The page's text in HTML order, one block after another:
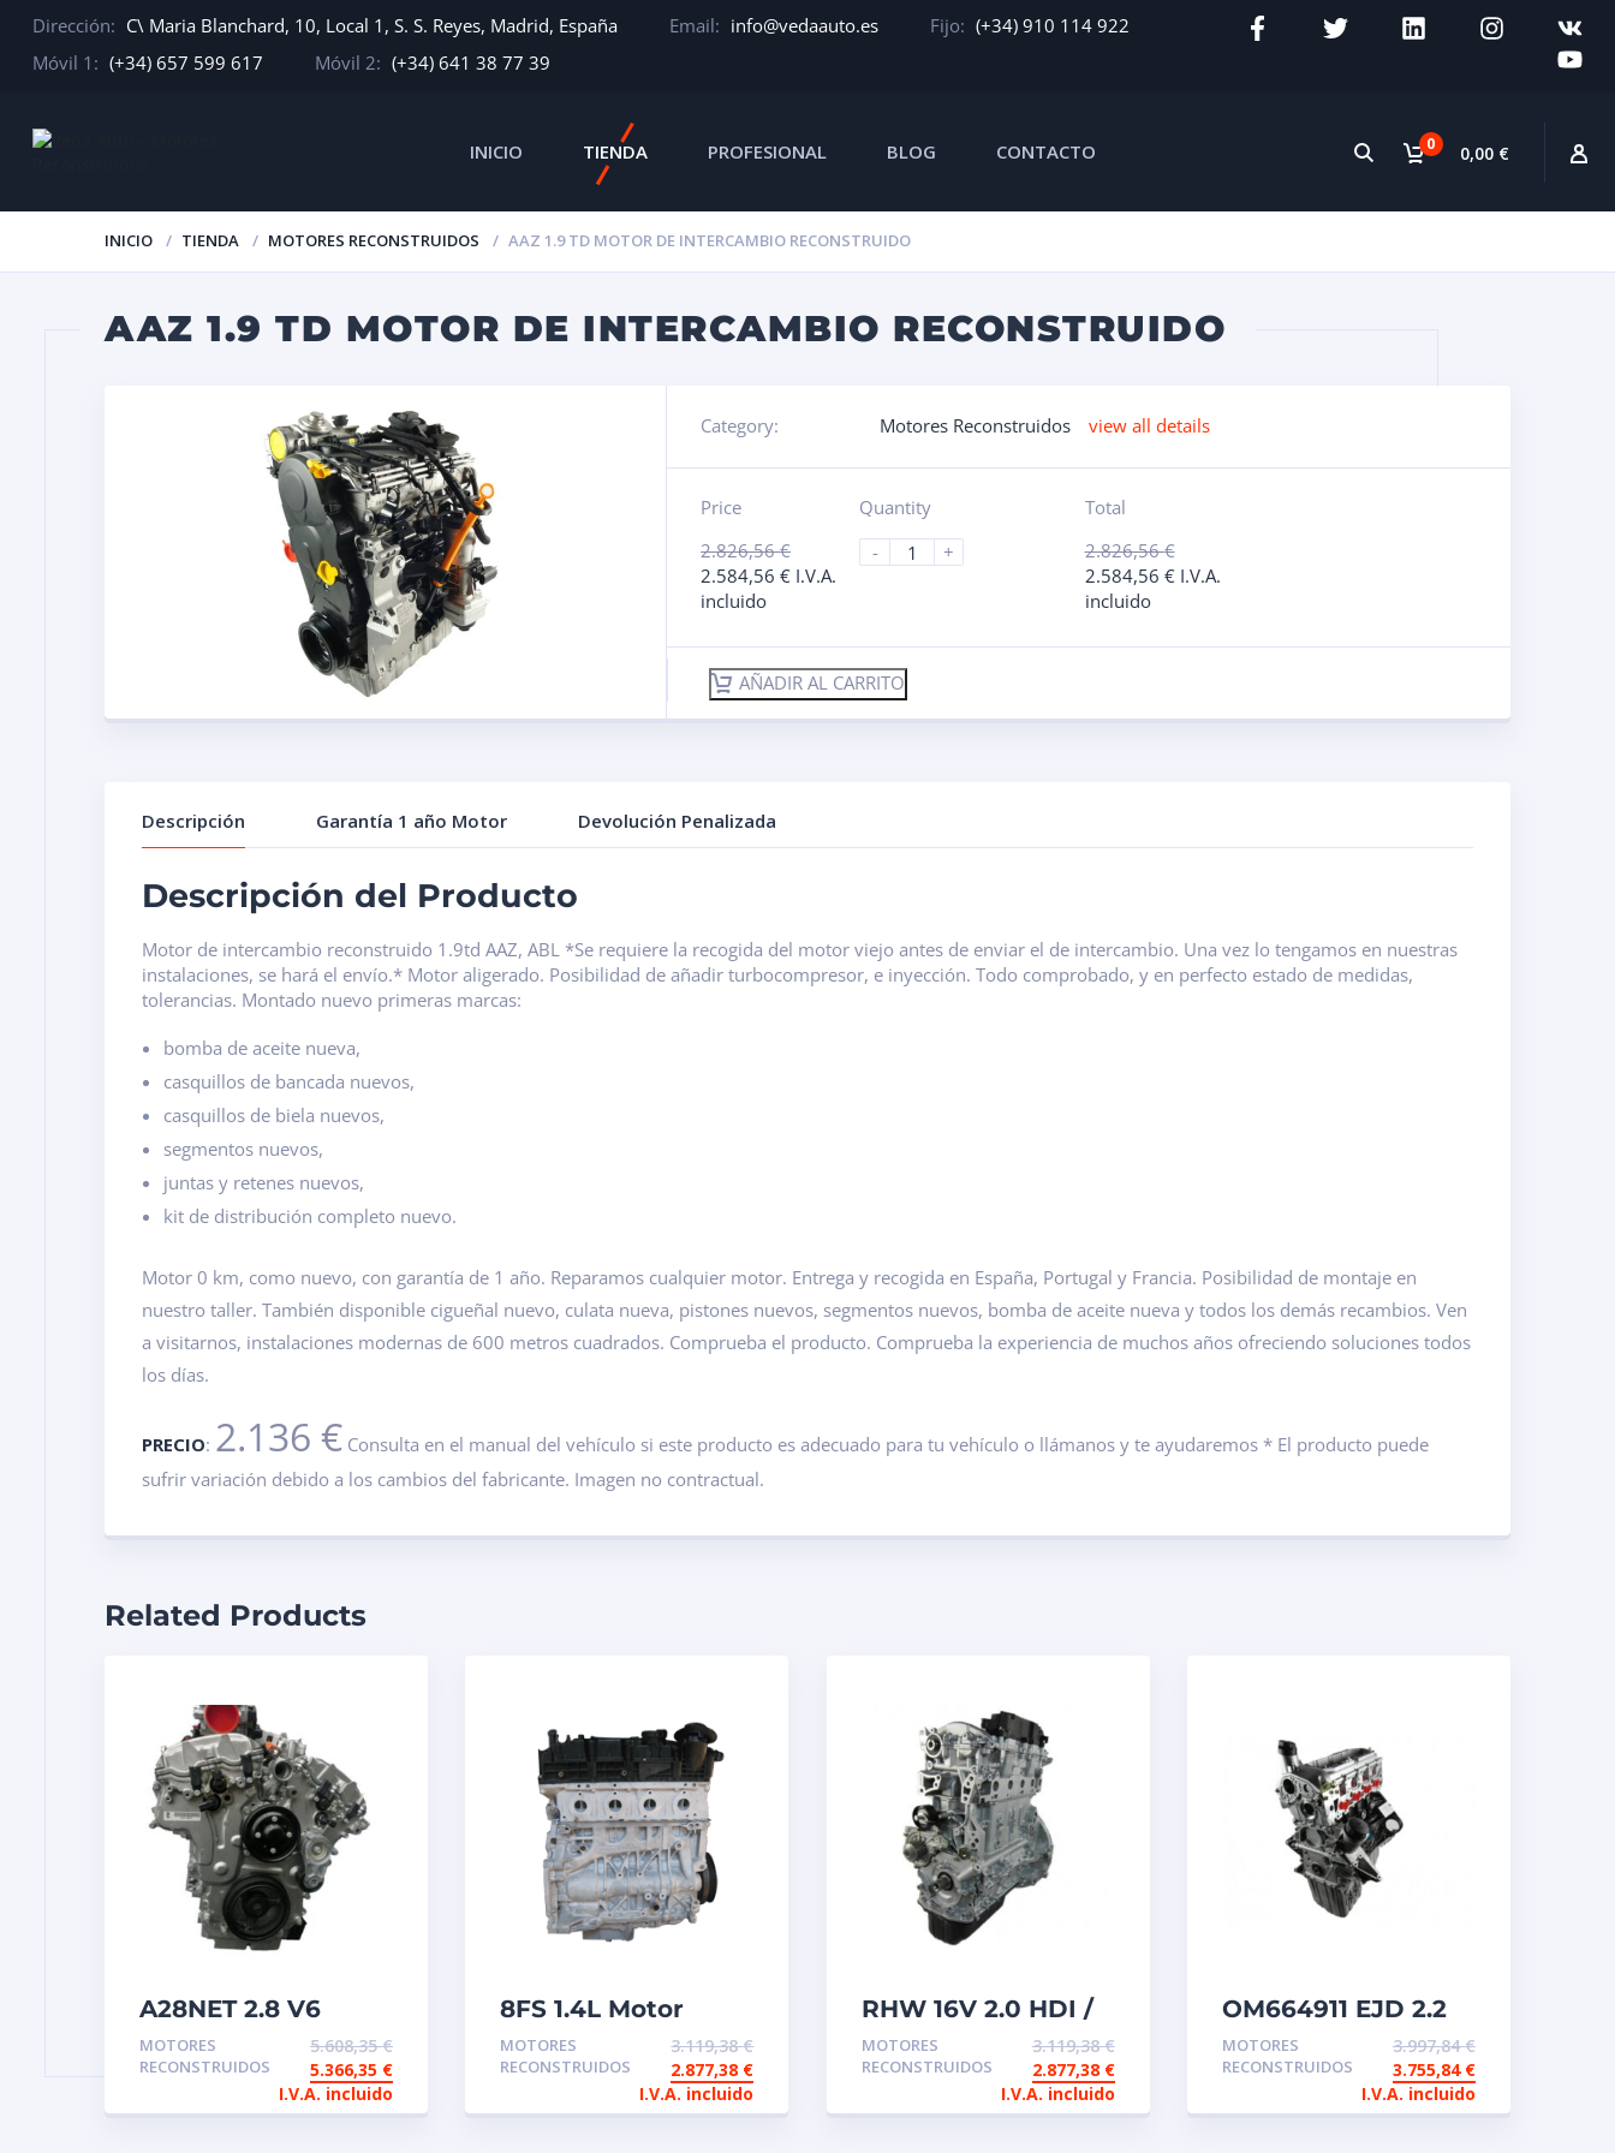
Dirección: C\ Maria Blanchard, 10, Local 1, S. S. Reyes, Madrid, España Email: info@vedaauto.es Fijo: (+34) 910 114 922
Móvil 1: (+34) 657 599 617 Móvil 2: (+34) 641 38 77 39
0 0,00 €
INICIO TIENDA PROFESIONAL BLOG CONTACTO
INICIO TIENDA MOTORES RECONSTRUIDOS AAZ 1.9 TD MOTOR DE INTERCAMBIO RECONSTRUIDO
AAZ 1.9 TD MOTOR DE INTERCAMBIO RECONSTRUIDO
Category: Motores Reconstruidos view all details
Price
2.826,56€
2.584,56€ I.V.A.
incluido
Quantity
-
+
Total
2.826,56€
2.584,56 € I.V.A.
incluido
AÑADIR AL CARRITO
Descripción Garantía 1 año Motor Devolución Penalizada
Descripción del Producto
Motor de intercambio reconstruido 1.9td AAZ, ABL *Se requiere la recogida del motor viejo antes de enviar el de intercambio. Una vez lo tengamos en nuestras
instalaciones, se hará el envío.* Motor aligerado. Posibilidad de añadir turbocompresor, e inyección. Todo comprobado, y en perfecto estado de medidas,
tolerancias. Montado nuevo primeras marcas:
bomba de aceite nueva,
casquillos de bancada nuevos,
casquillos de biela nuevos,
segmentos nuevos,
juntas y retenes nuevos,
kit de distribución completo nuevo.
Motor 0 km, como nuevo, con garantía de 1 año. Reparamos cualquier motor. Entrega y recogida en España, Portugal y Francia. Posibilidad de montaje en
nuestro taller. También disponible cigueñal nuevo, culata nueva, pistones nuevos, segmentos nuevos, bomba de aceite nueva y todos los demás recambios. Ven
a visitarnos, instalaciones modernas de 600 metros cuadrados. Comprueba el producto. Comprueba la experiencia de muchos años ofreciendo soluciones todos
los días.
PRECIO: 2.136 € Consulta en el manual del vehículo si este producto es adecuado para tu vehículo o llámanos y te ayudaremos * El producto puede
sufrir variación debido a los cambios del fabricante. Imagen no contractual.
Related Products
A28NET 2.8 V6
Motor de
intercambio
MOTORES
RECONSTRUIDOS
5.608,35€
5.366,35 €
I.V.A. incluido
8FS 1.4L Motor
reconstruido de
intercambio
MOTORES
RECONSTRUIDOS
3.119,38€
2.877,38 €
I.V.A. incluido
RHW 16V 2.0 HDI /
JTD Motor de
intercambio
reconstruido
MOTORES
RECONSTRUIDOS
3.119,38€
2.877,38 €
I.V.A. incluido
OM664911 EJD 2.2
Motor reconstruido
de intercambio
MOTORES
RECONSTRUIDOS
3.997,84€
3.755,84 €
I.V.A. incluido